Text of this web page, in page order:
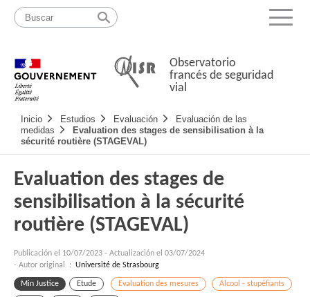
Pasar
contenido
Mapa
web
Menu
Observatorio
francés de seguridad
vial
Navigation
principale
Inicio Estudios Evaluación
Evaluación de las
medidas
Evaluation des stages de sensibilisation à la
sécurité routière (STAGEVAL)
Evaluation des stages de
sensibilisation à la sécurité
routière (STAGEVAL)
Publicación el 10/07/2023 - Actualización el 03/07/2024
- Autor original : Université de Strasbourg
Min Justice Etude Evaluation des mesures Alcool - stupéfiants